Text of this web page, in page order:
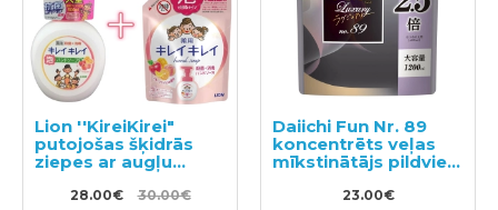
Lion ''KireiKirei"
putojošas šķidrās
ziepes ar augļu
aromātu 500ml +
pildviela 450ml
28.00€ 30.00€
Daiichi Fun Nr. 89
koncentrēts veļas
mīkstinātājs pildviela
23.00€